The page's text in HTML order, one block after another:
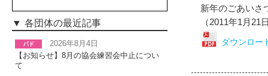
新年のごあい
（2011年1月
ダウンロー
各団体の最近記事
2026年8月4日
【お知らせ】8月の協会練習会中止につい
て